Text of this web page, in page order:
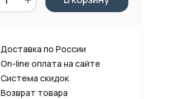
Доставка по России
On-line оплата на сайте
Система скидок
Возврат товара